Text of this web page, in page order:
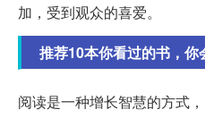
加，受到观众的喜爱。
推荐10本你看过的书，你
阅读是一种增长智慧的方式